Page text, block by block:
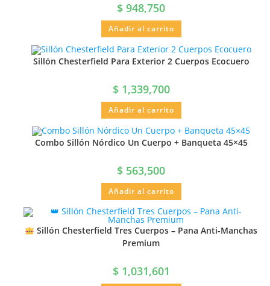
$ 948,750
Añadir al carrito
Sillón Chesterfield Para Exterior 2 Cuerpos Ecocuero
$1,339,700
Añadir al carrito
Combo Sillón Nórdico Un Cuerpo + Banqueta 45×45
$ 563,500
Añadir al carrito
Sillón Chesterfield Tres Cuerpos – Pana Anti-Manchas
Premium
$1,031,601